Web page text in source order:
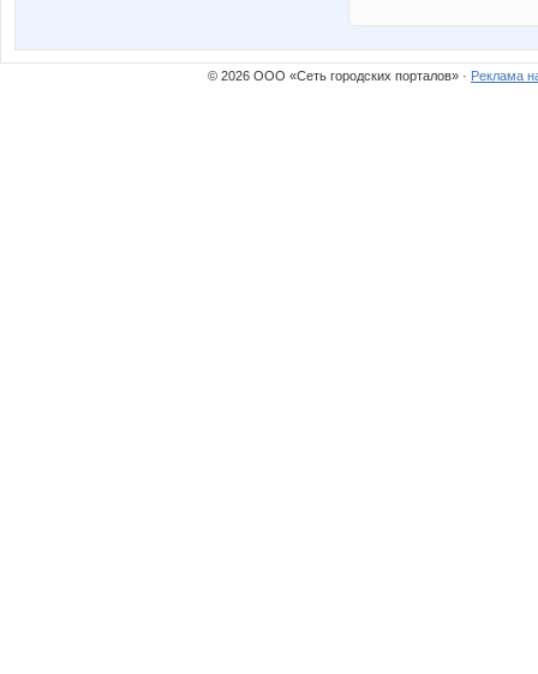
© 2026 ООО «Сеть городских порталов» · Реклама